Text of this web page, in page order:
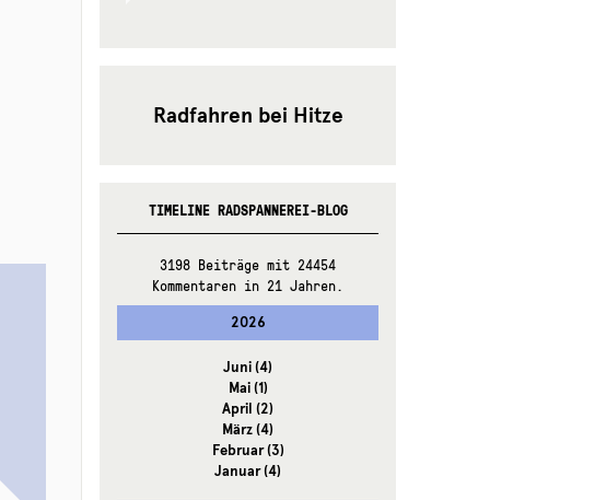
Radfahren bei Hitze
TIMELINE RADSPANNEREI-BLOG
3198 Beiträge mit 24454
Kommentaren in 21 Jahren.
2026
Juni(4)
Mai(1)
April (2)
März(4)
Februar(3)
Januar(4)